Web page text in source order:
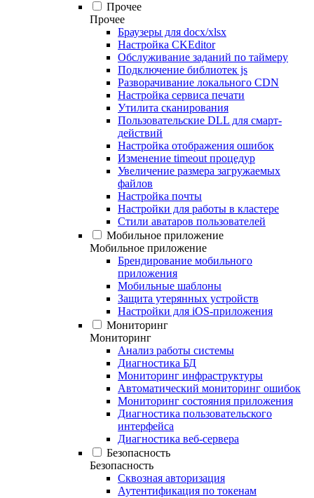
Прочее
Прочее
Браузеры для docx/xlsx
Настройка CKEditor
Обслуживание заданий по таймеру
Подключение библиотек js
Разворачивание локального CDN
Настройка сервиса печати
Утилита сканирования
Пользовательские DLL для смарт-
действий
Настройка отображения ошибок
Изменение timeout процедур
Увеличение размера загружаемых
файлов
Настройка почты
Настройки для работы в кластере
Стили аватаров пользователей
Мобильное приложение
Мобильное приложение
Брендирование мобильного
приложения
Мобильные шаблоны
Защита утерянных устройств
Настройки для iOS-приложения
Мониторинг
Мониторинг
Анализ работы системы
Диагностика БД
Мониторинг инфраструктуры
Автоматический мониторинг ошибок
Мониторинг состояния приложения
Диагностика пользовательского
интерфейса
Диагностика веб-сервера
Безопасность
Безопасность
Сквозная авторизация
Аутентификация по токенам